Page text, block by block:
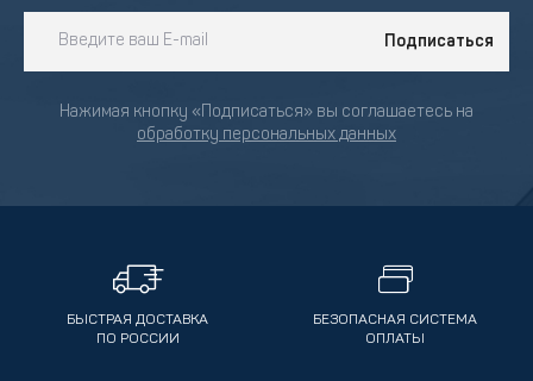
Подписаться
Нажимая кнопку «Подписаться» вы соглашаетесь на
обработку персональных данных
БЫСТРАЯ ДОСТАВКА
ПО РОССИИ
БЕЗОПАСНАЯ СИСТЕМА
ОПЛАТЫ